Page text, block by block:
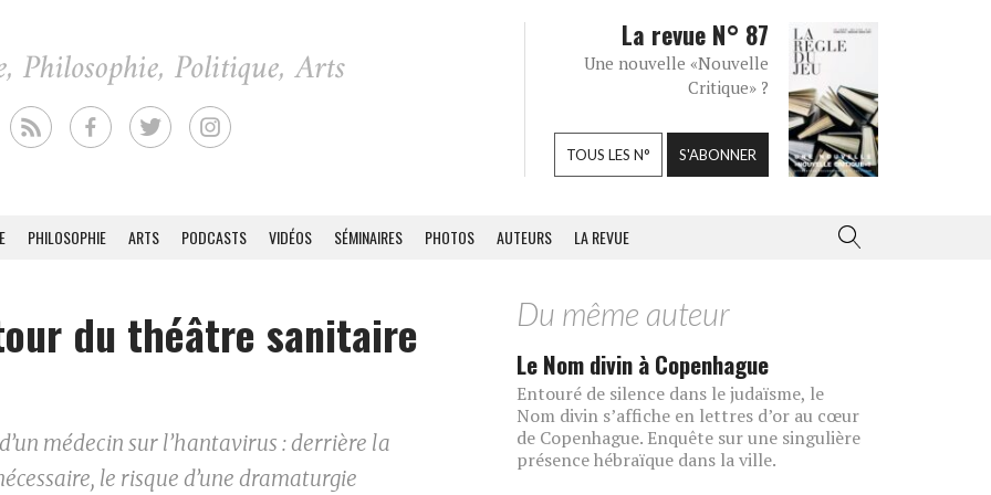
La revue N° 87
Une nouvelle «Nouvelle
Critique» ?
TOUS LES N° S'ABONNER
PHILOSOPHIE ARTS PODCASTS VIDÉOS SÉMINAIRES PHOTOS AUTEURS LA REVUE
du théâtre sanitaire
médecin sur l’hantavirus : derrière la
le risque d’une dramaturgie
Du même auteur
Le Nom divin à Copenhague
Entouré de silence dans le judaïsme, le
Nom divin s’affiche en lettres d’or au cœur
de Copenhague. Enquête sur une singulière
présence hébraïque dans la ville.